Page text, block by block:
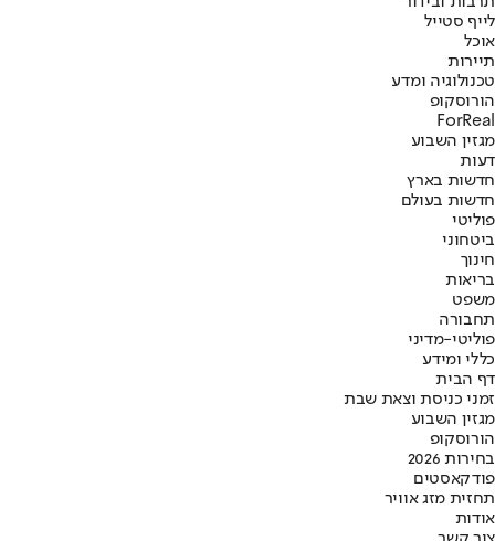
לייף סטייל
אוכל
תיירות
טכנולוגיה ומדע
הורוסקופ
ForReal
מגזין השבוע
דעות
חדשות בארץ
חדשות בעולם
פוליטי
ביטחוני
חינוך
בריאות
משפט
תחבורה
פוליטי-מדיני
כללי ומידע
דף הבית
זמני כניסת וצאת שבת
מגזין השבוע
הורוסקופ
בחירות 2026
פודקאסטים
תחזית מזג אוויר
אודות